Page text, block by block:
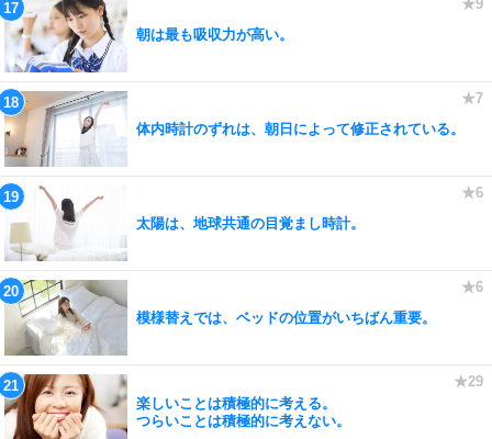
朝は最も吸収力が高い。
体内時計のずれは、朝日によって修正されている。
太陽は、地球共通の目覚まし時計。
模様替えでは、ベッドの位置がいちばん重要。
楽しいことは積極的に考える。
つらいことは積極的に考えない。